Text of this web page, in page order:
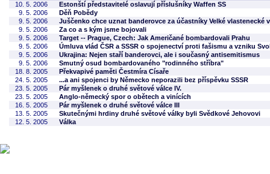
10. 5. 2006
Estonští představitelé oslavují příslušníky Waffen SS
9. 5. 2006
Děň Pobědy
9. 5. 2006
Juščenko chce uznat banderovce za účastníky Velké vlastenecké
9. 5. 2006
Za co a s kým jsme bojovali
9. 5. 2006
Target -- Prague, Czech: Jak Američané bombardovali Prahu
9. 5. 2006
Úmluva vlád ČSR a SSSR o spojenectví proti fašismu a vzniku
9. 5. 2006
Ukrajina: Nejen staří banderovci, ale i současný antisemitismus
9. 5. 2006
Smutný osud bombardovaného "rodinného stříbra"
18. 8. 2005
Překvapivé paměti Čestmíra Císaře
24. 5. 2005
...a ani spojenci by Německo neporazili bez příspěvku SSSR
23. 5. 2005
Pár myšlenek o druhé světové válce IV.
23. 5. 2005
Anglo-německý spor o obětech a vinících
16. 5. 2005
Pár myšlenek o druhé světové válce III
13. 5. 2005
Skutečnými hrdiny druhé světové války byli Svědkové Jehovovi
12. 5. 2005
Válka